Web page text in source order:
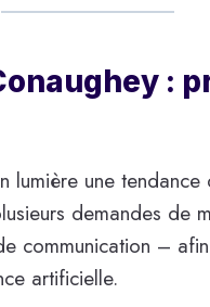
:
lumière une
demandes
communication –
artificielle.